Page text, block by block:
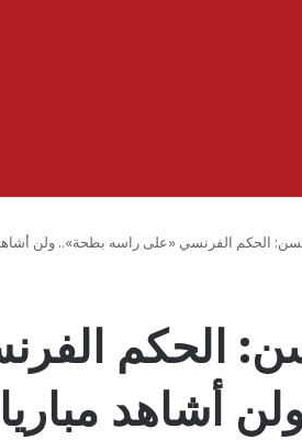
الحكم الفرنسي «على راسه بطحة».. ولن أشاهد
الحكم
أشاهد